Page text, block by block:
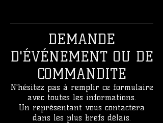
DEMANDE
D'ÉVÉNEMENT OU DE
COMMANDITE
N'hésitez pas à remplir ce formulaire
avec toutes les informations.
Un représentant vous contactera
dans les plus brefs délais.